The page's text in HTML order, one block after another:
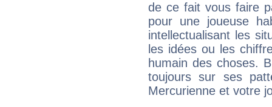
de ce fait vous faire
pour une joueuse
intellectualisant les
les idées ou les
humain des choses.
toujours sur ses
Mercurienne et votre